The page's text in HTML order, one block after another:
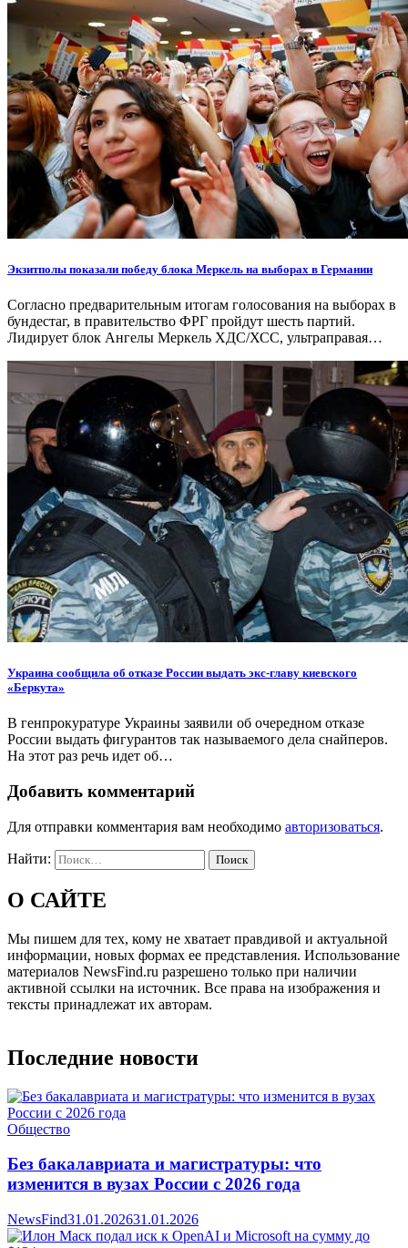
Экзитполы показали победу блока Меркель на выборах в Германии
Согласно предварительным итогам голосования на выборах в
бундестаг, в правительство ФРГ пройдут шесть партий.
Лидирует блок Ангелы Меркель ХДС/ХСС, ультраправая…
Украина сообщила об отказе России выдать экс-главу киевского
«Беркута»
В генпрокуратуре Украины заявили об очередном отказе
России выдать фигурантов так называемого дела снайперов.
На этот раз речь идет об…
Добавить комментарий
Для отправки комментария вам необходимо авторизоваться.
Найти:
О САЙТЕ
Мы пишем для тех, кому не хватает правдивой и актуальной
информации, новых формах ее представления. Использование
материалов NewsFind.ru разрешено только при наличии
активной ссылки на источник. Все права на изображения и
тексты принадлежат их авторам.
Последние новости
Общество
Без бакалавриата и магистратуры: что
изменится в вузах России с 2026 года
NewsFind31.01.202631.01.2026